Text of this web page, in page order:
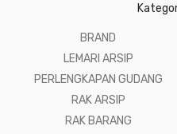
BRAND
LEMARI ARSIP
PERLENGKAPAN GUDANG
RAK ARSIP
RAK BARANG